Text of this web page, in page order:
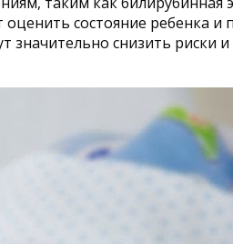
состояние ребенка и
снизить риски и